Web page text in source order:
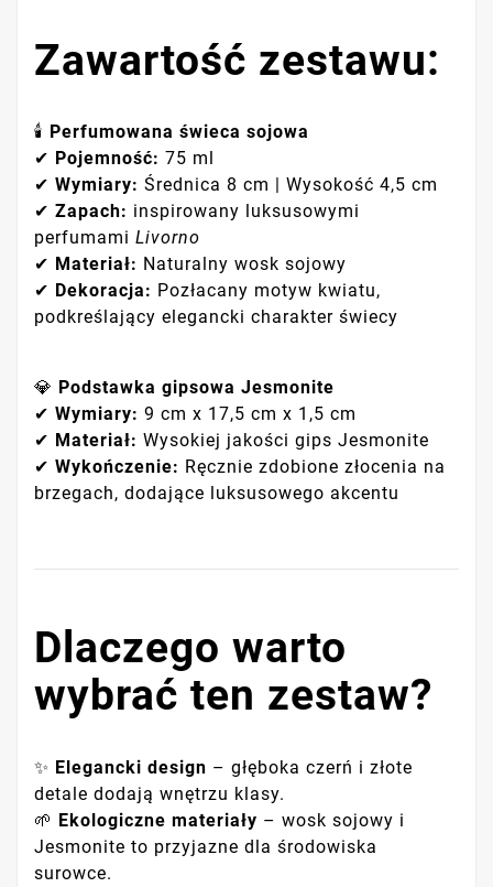
Zawartość zestawu:
🕯 Perfumowana świeca sojowa
✔ Pojemność: 75 ml
✔ Wymiary: Średnica 8 cm | Wysokość 4,5 cm
✔ Zapach: inspirowany luksusowymi
perfumami Livorno
✔ Materiał: Naturalny wosk sojowy
✔ Dekoracja: Pozłacany motyw kwiatu,
podkreślający elegancki charakter świecy
💎 Podstawka gipsowa Jesmonite
✔ Wymiary: 9 cm x 17,5 cm x 1,5 cm
✔ Materiał: Wysokiej jakości gips Jesmonite
✔ Wykończenie: Ręcznie zdobione złocenia na
brzegach, dodające luksusowego akcentu
Dlaczego warto
wybrać ten zestaw?
✨ Elegancki design – głęboka czerń i złote
detale dodają wnętrzu klasy.
🌱 Ekologiczne materiały – wosk sojowy i
Jesmonite to przyjazne dla środowiska
surowce.